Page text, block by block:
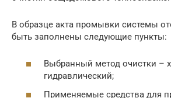
В образце акта промывки системы
быть заполнены следующие пункты:
Выбранный метод очистки –
гидравлический;
Применяемые средства для